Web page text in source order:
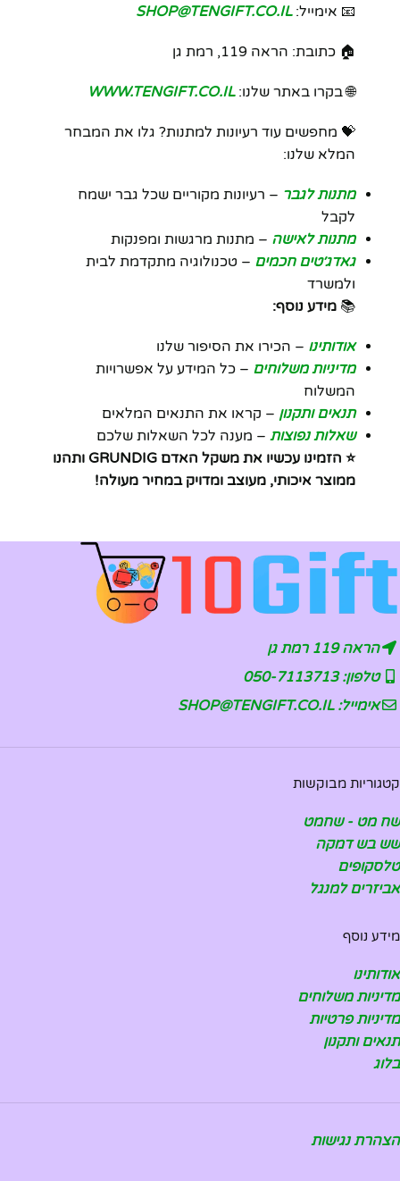
📧 אימייל:SHOP@TENGIFT.CO.IL
🏠 כתובת: הראה 119, רמת גן
🌐 בקרו באתר שלנו:WWW.TENGIFT.CO.IL
💝 מחפשים עוד רעיונות למתנות? גלו את המבחר
המלא שלנו:
מתנות לגבר – רעיונות מקוריים שכל גבר ישמח
לקבל
מתנות לאישה – מתנות מרגשות ומפנקות
גאדג׳טים חכמים – טכנולוגיה מתקדמת לבית
ולמשרד
📚 מידע נוסף:
אודותינו – הכירו את הסיפור שלנו
מדיניות משלוחים – כל המידע על אפשרויות
המשלוח
תנאים ותקנון – קראו את התנאים המלאים
שאלות נפוצות – מענה לכל השאלות שלכם
⭐ הזמינו עכשיו את משקל האדם GRUNDIG ותהנו
ממוצר איכותי, מעוצב ומדויק במחיר מעולה!
הראה 119 רמת גן
טלפון: 050-7113713
אימייל: SHOP@TENGIFT.CO.IL
קטגוריות מבוקשות
שח מט - שחמט
שש בש דמקה
טלסקופים
אביזרים למנגל
מידע נוסף
אודותינו
מדיניות משלוחים
מדיניות פרטיות
תנאים ותקנון
בלוג
הצהרת נגישות